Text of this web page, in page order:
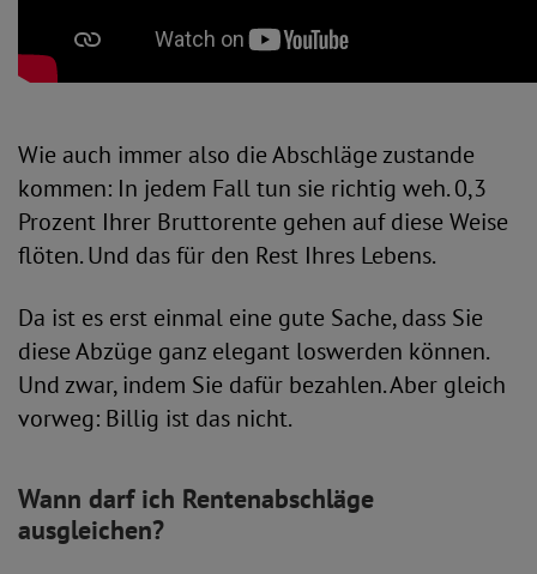
Wie auch immer also die Abschläge zustande
kommen: In jedem Fall tun sie richtig weh. 0,3
Prozent Ihrer Bruttorente gehen auf diese Weise
flöten. Und das für den Rest Ihres Lebens.
Da ist es erst einmal eine gute Sache, dass Sie
diese Abzüge ganz elegant loswerden können.
Und zwar, indem Sie dafür bezahlen. Aber gleich
vorweg: Billig ist das nicht.
Wann darf ich Rentenabschläge
ausgleichen?